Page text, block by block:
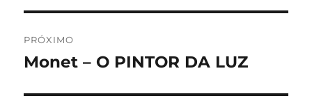
PRÓXIMO
Próximo
Monet – O PINTOR DA LUZ